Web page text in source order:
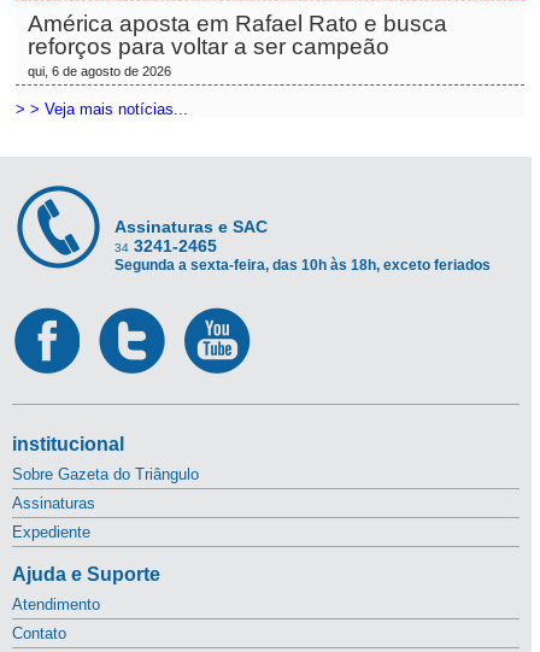
América aposta em Rafael Rato e busca
reforços para voltar a ser campeão
qui, 6 de agosto de 2026
> > Veja mais notícias...
Assinaturas e SAC
34 3241-2465
Segunda a sexta-feira, das 10h às 18h, exceto feriados
institucional
Sobre Gazeta do Triângulo
Assinaturas
Expediente
Ajuda e Suporte
Atendimento
Contato